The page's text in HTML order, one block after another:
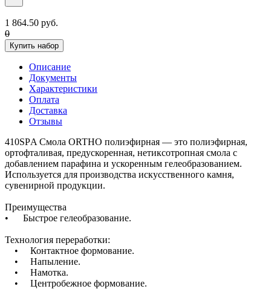
1 864.50 руб.
0
Купить набор
Описание
Документы
Характеристики
Оплата
Доставка
Отзывы
410SРA Смола ORTHO полиэфирная — это полиэфирная,
ортофталивая, предускоренная, нетиксотропная смола с
добавлением парафина и ускоренным гелеобразованием.
Используется для производства искусственного камня,
сувенирной продукции.
Преимущества
• Быстрое гелеобразование.
Технология переработки:
• Контактное формование.
• Напыление.
• Намотка.
• Центробежное формование.